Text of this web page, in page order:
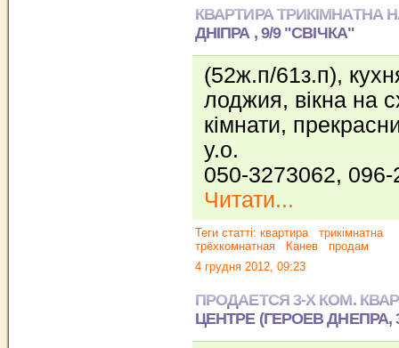
КВАРТИРА ТРИКІМНАТНА
ДНІПРА , 9/9 "СВІЧКА"
(52ж.п/61з.п),
лоджия, вікна на
кімнати,
у.о.
050-3273062,
Читати...
Теги статті: квартира
трикімнатна
трёхкомнатная
Канев
продам
4 грудня 2012, 09:23
ПРОДАЕТСЯ 3-Х КОМ.
ЦЕНТРЕ (ГЕРОЕВ ДНЕПРА,